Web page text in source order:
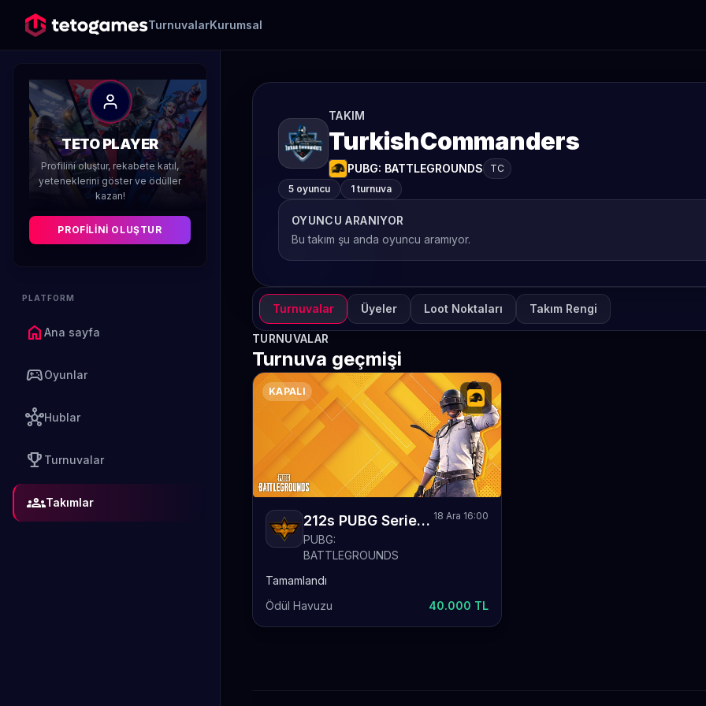
TurnuvalarKurumsal
TETO PLAYER
Profilini oluştur, rekabete katıl,
yeteneklerini göster ve ödüller
kazan!
PROFILINI OLUŞTUR
PLATFORM
home Ana sayfa
sports_esportsOyunlar
hubHublar
emoji_events Turnuvalar
groupsTakımlar
TAKIM
TurkishCommanders
PUBG: BATTLEGROUNDS
TC
5 oyuncu
1 turnuva
OYUNCU ARANIYOR
Bu takım şu anda oyuncu aramıyor.
Turnuvalar Üyeler Loot Noktaları Takım Rengi
TURNUVALAR
Turnuva geçmişi
KAPALI
212s PUBG Series Season 2
PUBG:
BATTLEGROUNDS
18 Ara 16:00
Tamamlandı
Ödül Havuzu
40.000 TL